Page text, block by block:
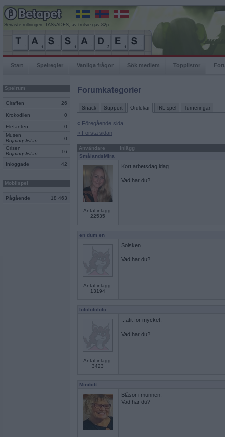
Senaste rullningen, TASsADES, av trulsie gav 82p
Start Spelregler Vanliga frågor Sök medlem Topplistor
Spelrum
Giraffen 26
Krokodilen 0
Elefanten
0
Musen
Böjningslistan
0
Grisen
Böjningslistan
16
Inloggade 42
Mobilspel
Pågående 18 463
Forumkategorier
Snack Support Ordlekar IRL-spel Turneringar
« Föregående sida
« Första sidan
Användare
Inlägg
SmålandsMira
Antal inlägg:
22535
Kort arbetsdag idag
Vad har du?
en dum en
Antal inlägg:
13194
Solsken
Vad har du?
lolololololo
Antal inlägg:
3423
...ätit för mycket.
Vad har du?
Minibitt
Blåsor i munnen.
Vad har du?